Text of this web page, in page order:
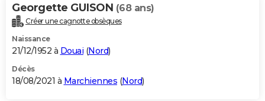
Georgette GUISON (68 ans)
Créer une cagnotte obsèques
Naissance
21/12/1952 à Douai (Nord)
Décès
18/08/2021 à Marchiennes (Nord)